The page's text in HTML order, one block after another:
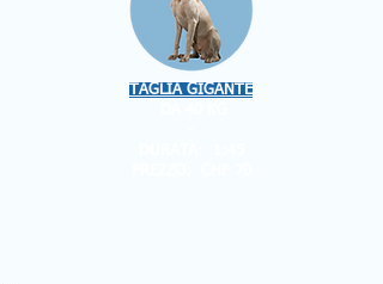
TAGLIA GIGANTE